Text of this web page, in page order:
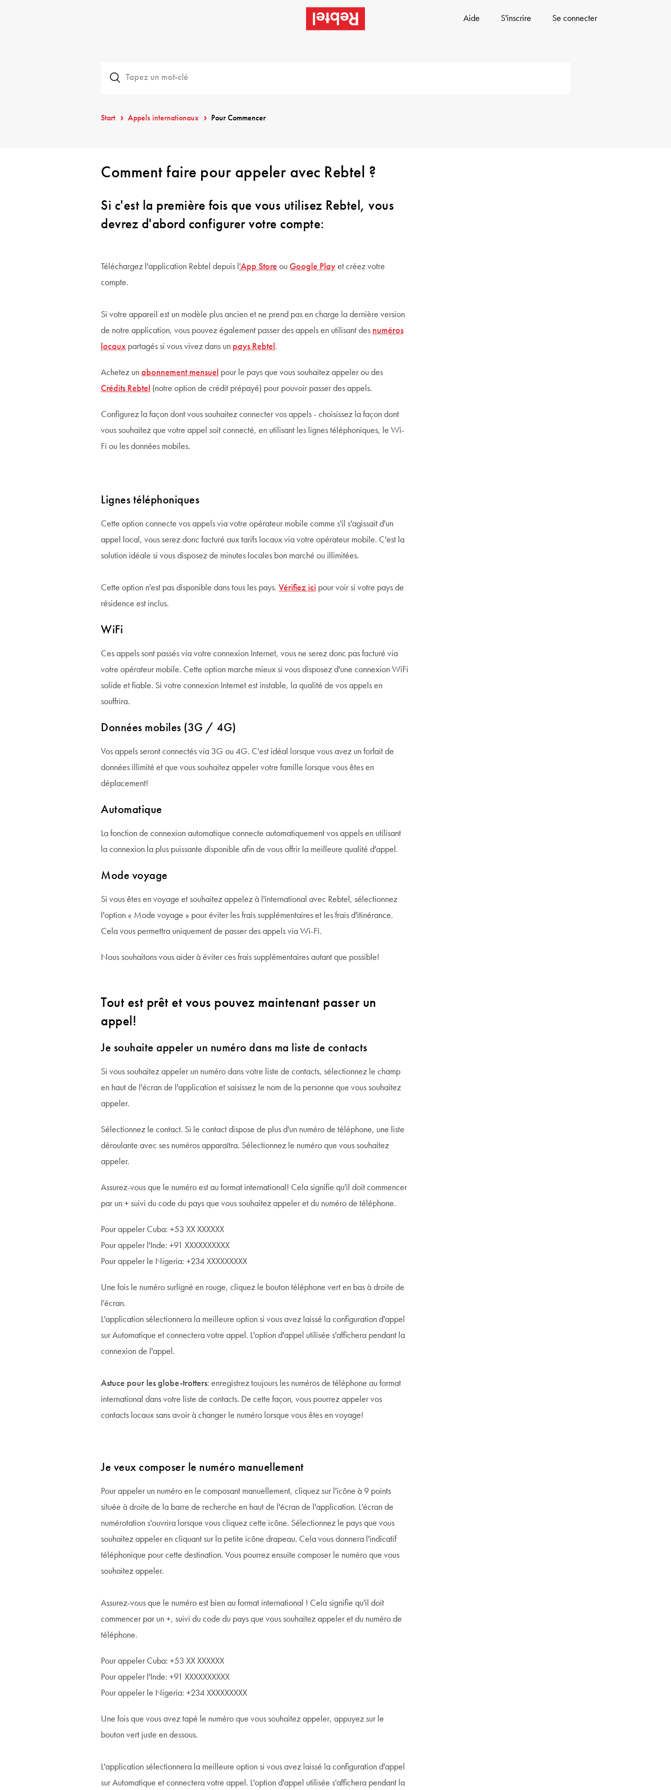
Aide S'inscrire Se connecter
Start Appels internationaux Pour Commencer
Comment faire pour appeler avec Rebtel ?
Si c'est la première fois que vous utilisez Rebtel, vous
devrez d'abord configurer votre compte:
Téléchargez l'application Rebtel depuis l 'App Store ou Google Play et créez votre
compte.
Si votre appareil est un modèle plus ancien et ne prend pas en charge la dernière version
de notre application, vous pouvez également passer des appels en utilisant des numéros
locaux partagés si vous vivez dans un pays Rebtel .
Achetez un abonnement mensuel pour le pays que vous souhaitez appeler ou des
Crédits Rebtel (notre option de crédit prépayé) pour pouvoir passer des appels.
Configurez la façon dont vous souhaitez connecter vos appels - choisissez la façon dont
vous souhaitez que votre appel soit connecté, en utilisant les lignes téléphoniques, le Wi-
Fi ou les données mobiles.
Lignes téléphoniques
Cette option connecte vos appels via votre opérateur mobile comme s'il s'agissait d'un
appel local, vous serez donc facturé aux tarifs locaux via votre opérateur mobile. C'est la
solution idéale si vous disposez de minutes locales bon marché ou illimitées.
Cette option n'est pas disponible dans tous les pays. Vérifiez ici pour voir si votre pays de
résidence est inclus.
WiFi
Ces appels sont passés via votre connexion Internet, vous ne serez donc pas facturé via
votre opérateur mobile. Cette option marche mieux si vous disposez d'une connexion WiFi
solide et fiable. Si votre connexion Internet est instable, la qualité de vos appels en
souffrira.
Données mobiles (3G / 4G)
Vos appels seront connectés via 3G ou 4G. C'est idéal lorsque vous avez un forfait de
données illimité et que vous souhaitez appeler votre famille lorsque vous êtes en
déplacement!
Automatique
La fonction de connexion automatique connecte automatiquement vos appels en utilisant
la connexion la plus puissante disponible afin de vous offrir la meilleure qualité d'appel.
Mode voyage
Si vous êtes en voyage et souhaitez appelez à l'international avec Rebtel, sélectionnez
l'option « Mode voyage » pour éviter les frais supplémentaires et les frais d'itinérance.
Cela vous permettra uniquement de passer des appels via Wi-Fi.
Nous souhaitons vous aider à éviter ces frais supplémentaires autant que possible!
Tout est prêt et vous pouvez maintenant passer un
appel!
Je souhaite appeler un numéro dans ma liste de contacts
Si vous souhaitez appeler un numéro dans votre liste de contacts, sélectionnez le champ
en haut de l'écran de l'application et saisissez le nom de la personne que vous souhaitez
appeler.
Sélectionnez le contact. Si le contact dispose de plus d'un numéro de téléphone, une liste
déroulante avec ses numéros apparaîtra. Sélectionnez le numéro que vous souhaitez
appeler.
Assurez-vous que le numéro est au format international! Cela signifie qu'il doit commencer
par un + suivi du code du pays que vous souhaitez appeler et du numéro de téléphone.
Pour appeler Cuba: +53 XX XXXXXX
Pour appeler l'Inde: +91 XXXXXXXXXX
Pour appeler le Nigeria: +234 XXXXXXXXX
Une fois le numéro surligné en rouge, cliquez le bouton téléphone vert en bas à droite de
l'écran.
L'application sélectionnera la meilleure option si vous avez laissé la configuration d'appel
sur Automatique et connectera votre appel. L'option d'appel utilisée s'affichera pendant la
connexion de l'appel.
Astuce pour les globe-trotters: enregistrez toujours les numéros de téléphone au format
international dans votre liste de contacts. De cette façon, vous pourrez appeler vos
contacts locaux sans avoir à changer le numéro lorsque vous êtes en voyage!
Je veux composer le numéro manuellement
Pour appeler un numéro en le composant manuellement, cliquez sur l'icône à 9 points
située à droite de la barre de recherche en haut de l'écran de l'application. L'écran de
numérotation s'ouvrira lorsque vous cliquez cette icône. Sélectionnez le pays que vous
souhaitez appeler en cliquant sur la petite icône drapeau. Cela vous donnera l'indicatif
téléphonique pour cette destination. Vous pourrez ensuite composer le numéro que vous
souhaitez appeler.
Assurez-vous que le numéro est bien au format international ! Cela signifie qu'il doit
commencer par un +, suivi du code du pays que vous souhaitez appeler et du numéro de
téléphone.
Pour appeler Cuba: +53 XX XXXXXX
Pour appeler l'Inde: +91 XXXXXXXXXX
Pour appeler le Nigeria: +234 XXXXXXXXX
Une fois que vous avez tapé le numéro que vous souhaitez appeler, appuyez sur le
bouton vert juste en dessous.
L'application sélectionnera la meilleure option si vous avez laissé la configuration d'appel
sur Automatique et connectera votre appel. L'option d'appel utilisée s'affichera pendant la